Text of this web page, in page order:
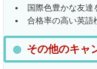
国際色豊かな友達
合格率の高い英語
その他のキャ